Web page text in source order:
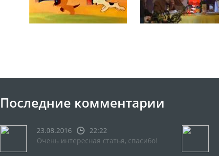
Последние комментарии
23.08.2016
22:22
Очень интересная статья, спасибо!